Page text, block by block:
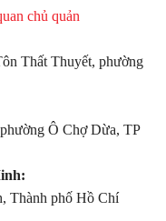
chủ quản
Thất Thuyết, phường
Ô Chợ Dừa, TP
Thành phố Hồ Chí